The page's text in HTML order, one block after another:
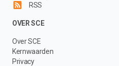
RSS
OVER SCE
Over SCE
Kernwaarden
Privacy